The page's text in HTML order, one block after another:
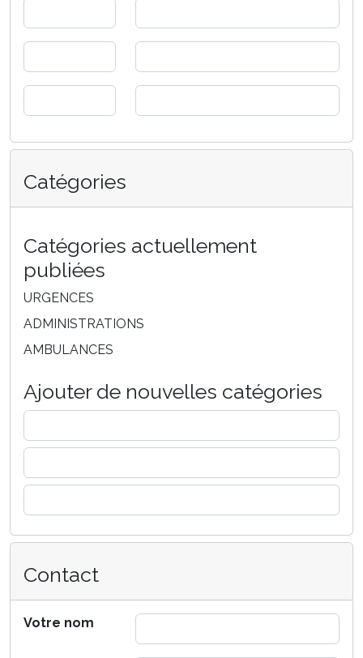
Catégories
Catégories actuellement
publiées
URGENCES
ADMINISTRATIONS
AMBULANCES
Ajouter de nouvelles catégories
Contact
Votre nom